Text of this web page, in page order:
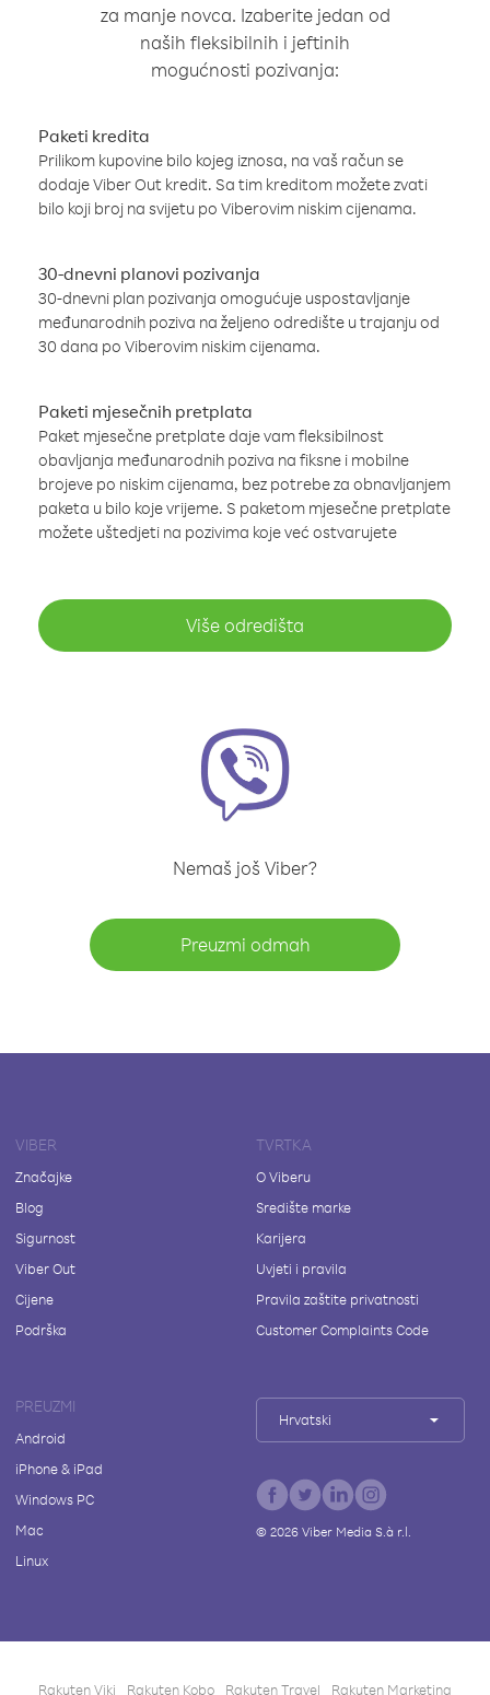
za manje novca. Izaberite jedan od
naših fleksibilnih i jeftinih
mogućnosti pozivanja:
Paketi kredita
Prilikom kupovine bilo kojeg iznosa, na vaš račun se
dodaje Viber Out kredit. Sa tim kreditom možete zvati
bilo koji broj na svijetu po Viberovim niskim cijenama.
30-dnevni planovi pozivanja
30-dnevni plan pozivanja omogućuje uspostavljanje
međunarodnih poziva na željeno odredište u trajanju od
30 dana po Viberovim niskim cijenama.
Paketi mjesečnih pretplata
Paket mjesečne pretplate daje vam fleksibilnost
obavljanja međunarodnih poziva na fiksne i mobilne
brojeve po niskim cijenama, bez potrebe za obnavljanjem
paketa u bilo koje vrijeme. S paketom mjesečne pretplate
možete uštedjeti na pozivima koje već ostvarujete
Više odredišta
Nemaš još Viber?
Preuzmi odmah
VIBER
Značajke
Blog
Sigurnost
Viber Out
Cijene
Podrška
TVRTKA
O Viberu
Središte marke
Karijera
Uvjeti i pravila
Pravila zaštite privatnosti
Customer Complaints Code
PREUZMI
Android
iPhone & iPad
Windows PC
Mac
Linux
Hrvatski
© 2026Viber Media S.à r.l.
Rakuten Viki Rakuten Kobo Rakuten Travel Rakuten Marketing